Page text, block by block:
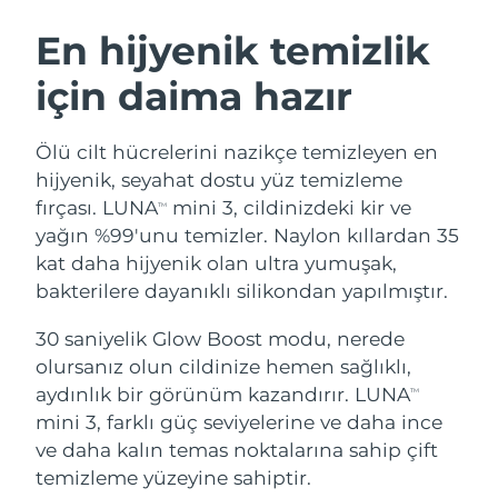
En hijyenik temizlik
için daima hazır
Ölü cilt hücrelerini nazikçe temizleyen en
hijyenik, seyahat dostu yüz temizleme
fırçası. LUNATM
mini 3, cildinizdeki kir ve
yağın %99'unu temizler. Naylon kıllardan 35
kat daha hijyenik olan ultra yumuşak,
bakterilere dayanıklı silikondan yapılmıştır.
30 saniyelik Glow Boost modu, nerede
olursanız olun cildinize hemen sağlıklı,
aydınlık bir görünüm kazandırır. LUNATM
mini 3, farklı güç seviyelerine ve daha ince
ve daha kalın temas noktalarına sahip çift
temizleme yüzeyine sahiptir.
LUNA™ 4 seti
Anti-aging massage
LUNA™ 4 Plus
LUNA™ 4 Men
For men, anti-aging massage
BEAR™ 2 seti
Microcurrent toning
BEAR™ 2 go
BEAR™ 2 eyes & lips
Microcurrent line smoothing device
Nemlendirme
UFO™ 3 seti
Deep facial hydration
UFO™ 3 LED
Near-infrared and red light therapy
device
Ağız bakımı
issa™ 4
Hybrid silicone sonic toothbrush
issa™ 4 plus
Smart hybrid silicone sonic toothbrush
FAQ™ YAŞLANMA KARŞITI BAKIM
Yaşlanma karşıtı LED bakım
Avusturya Tahmini teslim tarihi8/9/26
Bahreyn Tahmini teslim tarihi
Belçika Tahmini teslim tarihi 8/9/26
Bermuda Tahmini teslim tarihi8/15/26
Bosna-Hersek Tahmini teslim tarihi
Bulgaristan Tahmini teslim tarihi
Kanada Tahmini teslim tarihi8/13/26
Şili Tahmini teslim tarihi